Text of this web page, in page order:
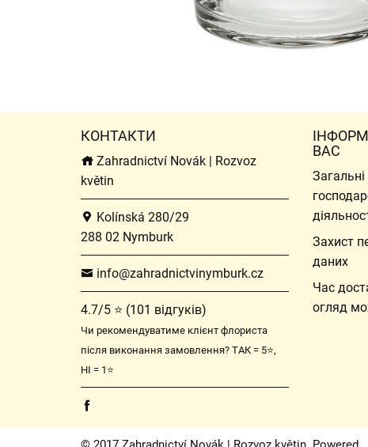
КОНТАКТИ
Zahradnictví Novák | Rozvoz
květin
Kolínská 280/29
288 02 Nymburk
info@zahradnictvinymburk.cz
4.7/5 ⭐ (101 відгуків)
Чи рекомендуватиме клієнт флориста
після виконання замовлення? ТАК = 5⭐,
НІ = 1⭐
ВАС
Захист
даних
Час
огляд